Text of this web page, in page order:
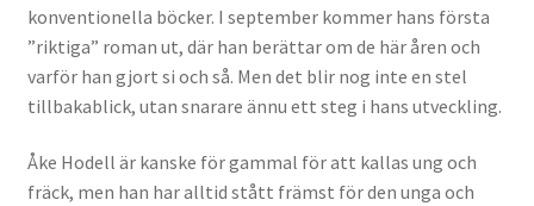
konventionella böcker. I september kommer hans första
”riktiga” roman ut, där han berättar om de här åren och
varför han gjort si och så. Men det blir nog inte en stel
tillbakablick, utan snarare ännu ett steg i hans utveckling.
Åke Hodell är kanske för gammal för att kallas ung och
fräck, men han har alltid stått främst för den unga och